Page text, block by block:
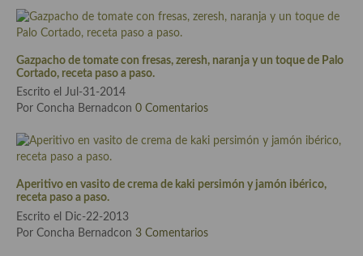
Cocina Hungara
Cocina Irlanda
Cocina Italiana
Cocina Luxemburgo
Cocina Polaca
Cocina portuguesa
Cocina Rusa
Gazpacho de tomate con fresas, zeresh, naranja y un toque de Palo
Cortado, receta paso a paso.
Escrito el Jul-31-2014
Por Concha Bernadcon 0 Comentarios
Aperitivo en vasito de crema de kaki persimón y jamón ibérico,
receta paso a paso.
Escrito el Dic-22-2013
Por Concha Bernadcon 3 Comentarios